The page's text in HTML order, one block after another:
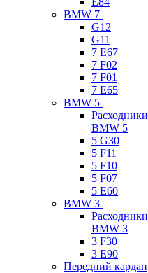
BMW 7
G12
G11
7 Е67
7 F02
7 F01
7 E65
BMW 5
Расходники
BMW 5
5 G30
5 F11
5 F10
5 F07
5 E60
BMW 3
Расходники
BMW 3
3 F30
3 E90
Передний кардан